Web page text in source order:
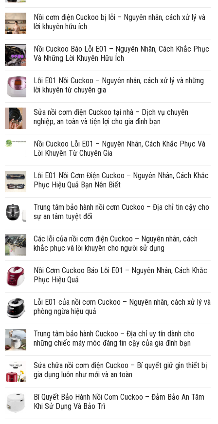
Nồi cơm điện Cuckoo bị lỗi – Nguyên nhân, cách xử lý và
lời khuyên hữu ích
Nồi Cuckoo Báo Lỗi E01 – Nguyên Nhân, Cách Khắc Phục
Và Những Lời Khuyên Hữu Ích
Lỗi E01 Nồi Cuckoo – Nguyên nhân, cách xử lý và những
lời khuyên từ chuyên gia
Sửa nồi cơm điện Cuckoo tại nhà – Dịch vụ chuyên
nghiệp, an toàn và tiện lợi cho gia đình bạn
Nồi Cuckoo Lỗi E01 – Nguyên Nhân, Cách Khắc Phục Và
Lời Khuyên Từ Chuyên Gia
Lỗi E01 Nồi Cơm Điện Cuckoo – Nguyên Nhân, Cách Khắc
Phục Hiệu Quả Bạn Nên Biết
Trung tâm bảo hành nồi cơm Cuckoo – Địa chỉ tin cậy cho
sự an tâm tuyệt đối
Các lỗi của nồi cơm điện Cuckoo – Nguyên nhân, cách
khắc phục và lời khuyên cho người sử dụng
Nồi Cơm Cuckoo Báo Lỗi E01 – Nguyên Nhân, Cách Khắc
Phục Hiệu Quả
Lỗi E01 của nồi cơm Cuckoo – Nguyên nhân, cách xử lý và
phòng ngừa hiệu quả
Trung tâm bảo hành Cuckoo – Địa chỉ uy tín dành cho
những chiếc máy móc đáng tin cậy của gia đình bạn
Sửa chữa nồi cơm điện Cuckoo – Bí quyết giữ gìn thiết bị
gia dụng luôn như mới và an toàn
Bí Quyết Bảo Hành Nồi Cơm Cuckoo – Đảm Bảo An Tâm
Khi Sử Dụng Và Bảo Trì